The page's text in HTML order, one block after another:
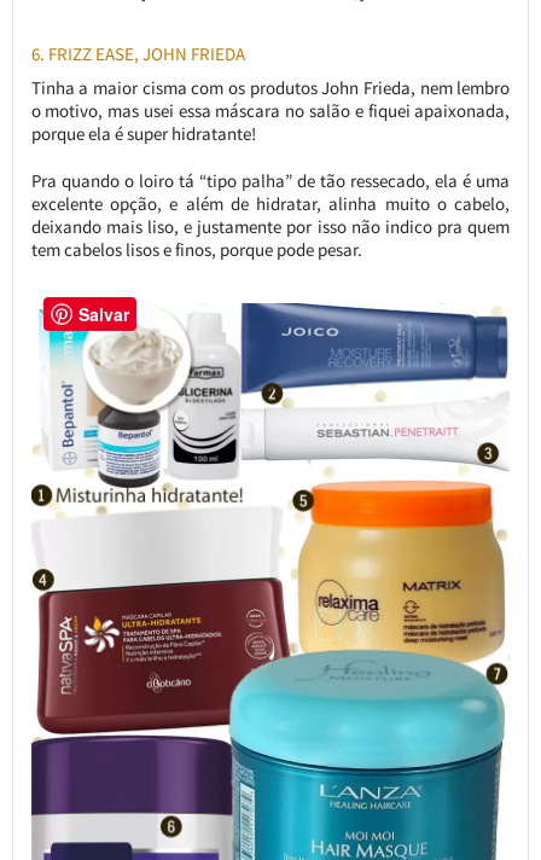
6. FRIZZ EASE, JOHN FRIEDA
Tinha a maior cisma com os produtos John Frieda, nem lembro
o motivo, mas usei essa máscara no salão e fiquei apaixonada,
porque ela é super hidratante!
Pra quando o loiro tá “tipo palha” de tão ressecado, ela é uma
excelente opção, e além de hidratar, alinha muito o cabelo,
deixando mais liso, e justamente por isso não indico pra quem
tem cabelos lisos e finos, porque pode pesar.
Salvar